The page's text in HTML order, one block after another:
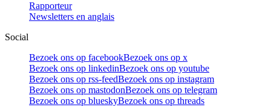
Rapporteur
Newsletters en anglais
Social
Bezoek ons op facebookBezoek ons op x
Bezoek ons op linkedinBezoek ons op youtube
Bezoek ons op rss-feedBezoek ons op instagram
Bezoek ons op mastodonBezoek ons op telegram
Bezoek ons op blueskyBezoek ons op threads